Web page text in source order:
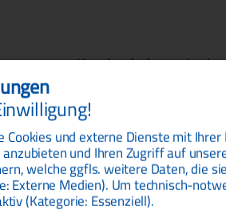
unserer Kunden haben wir
mit den Aufnahmen
und die
Drucksensoren frühzeitig
Einsatz sowohl hydraulisch,
der jeweiligen Applikation
und externe Dienste mit
und Ihren Zugriff auf
welche ggfls. weitere Daten, die
Externe Medien). Um technisch-
(Kategorie: Essenziell).